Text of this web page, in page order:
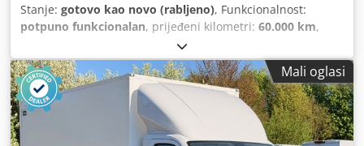
Stanje: gotovo kao novo (rabljeno), Funkcionalnost:
potpuno funkcionalan, prijeđeni kilometri: 60.000 km,
, vrsta goriva:
masa:3.500 kg, međuosovinski razmak:3.750 mm, gorivo:
dizel, boja:bijela, emisijska klasa:Euro 6, ukupna širina:
6.910 mm , Godina proizvodnje: 2018, Oprema:ABS,
Bluetooth, klima uređaj, maglenke, registracija vozila,
Mali oglasi